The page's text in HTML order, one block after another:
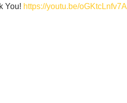
You! https://youtu.be/oGKtcLnfv7A